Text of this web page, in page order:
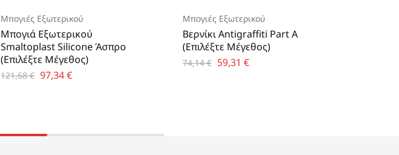
Μπογιές Εξωτερικού
Μπογιά Εξωτερικού
Smaltoplast Silicone Άσπρο
(Επιλέξτε Μέγεθος)
121,68€ 97,34€
Μπογιές Εξωτερικού
Βερνίκι Antigraffiti Part A
(Επιλέξτε Μέγεθος)
74,14€ 59,31 €